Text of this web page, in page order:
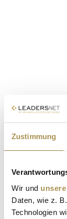
Zustimmung
Wir und
Daten, wie z.
Technologien